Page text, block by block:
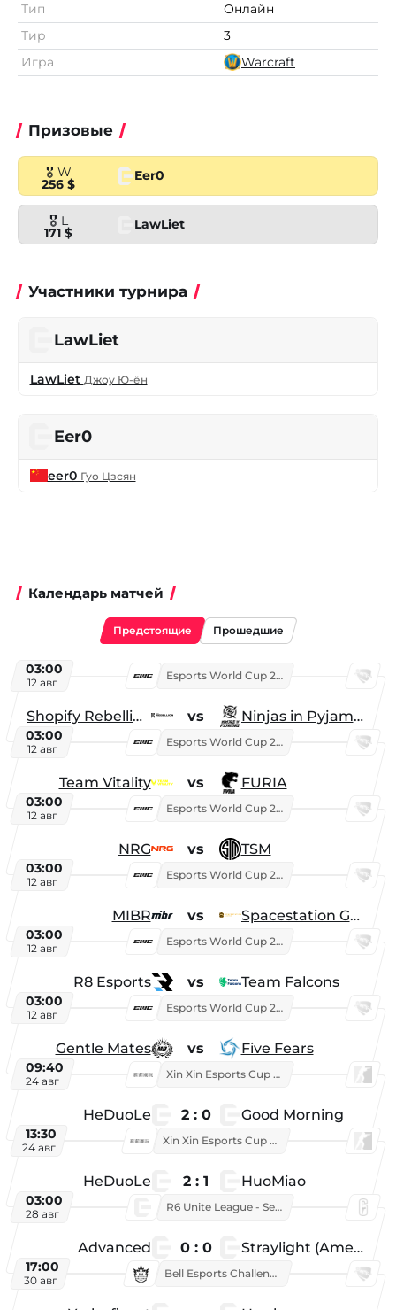
Тип
Онлайн
Тир
3
Игра
Warcraft
Призовые
🎖 W
256 $
Eer0
🎖 L
171 $
LawLiet
Участники турнира
LawLiet
LawLiet Джоу Ю-ён
Eer0
eer0 Гуо Цзсян
Календарь матчей
Предстоящие Прошедшие
03:00
12 авг
Esports World Cup 2026
Shopify Rebellion vs Ninjas in Pyjamas
03:00
12 авг
Esports World Cup 2026
Team Vitality vs FURIA
03:00
12 авг
Esports World Cup 2026
NRG vs TSM
03:00
12 авг
Esports World Cup 2026
MIBR vs Spacestation Gaming
03:00
12 авг
Esports World Cup 2026
R8 Esports vs Team Falcons
03:00
12 авг
Esports World Cup 2026
Gentle Mates vs Five Fears
09:40
24 авг
Xin Xin Esports Cup 2025
HeDuoLe 2 : 0 Good Morning
13:30
24 авг
Xin Xin Esports Cup 2026
HeDuoLe 2 : 1 HuoMiao
03:00
28 авг
R6 Unite League - Season 1
Advanced 0 : 0 Straylight (American team)
17:00
30 авг
Bell Esports Challenge 2026